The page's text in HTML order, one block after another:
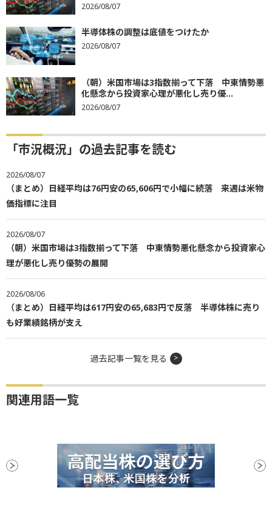
2026/08/07
半導体株の調整は底値をつけたか
2026/08/07
（朝）米国市場は3指数揃って下落 中東情勢悪
化懸念から投資家心理が悪化し売り優...
2026/08/07
「市況概況」の過去記事を読む
2026/08/07
（まとめ）日経平均は76円安の65,606円で小幅に続落 来週は米物
価指標に注目
2026/08/07
（朝）米国市場は3指数揃って下落 中東情勢悪化懸念から投資家心
理が悪化し売り優勢の展開
2026/08/06
（まとめ）日経平均は617円安の65,683円で反落 半導体株に売り
も好業績銘柄が支え
過去記事一覧を見る
関連用語一覧